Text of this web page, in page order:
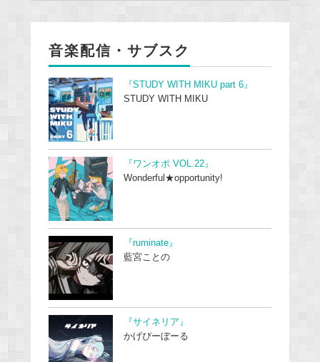
音楽配信・サブスク
『STUDY WITH MIKU part 6』
STUDY WITH MIKU
『ワンオポ VOL.22』
Wonderful★opportunity!
『ruminate』
藍宮ことの
『サイネリア』
かげぴーぼーる